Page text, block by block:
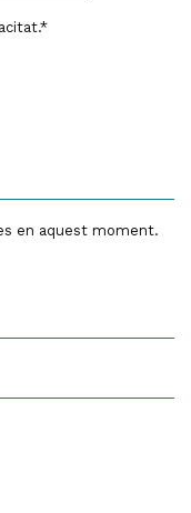
.*
en aquest moment.